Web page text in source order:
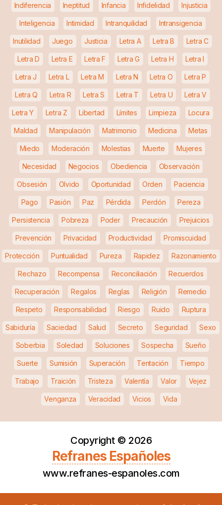
Indiferencia Ineptitud Infancia Infidelidad Injusticia
Inteligencia Intimidad Intranquilidad Intransigencia
Inutilidad Juego Justicia Letra A Letra B Letra C
Letra D Letra E Letra F Letra G Letra H Letra I
Letra J Letra L Letra M Letra N Letra O Letra P
Letra Q Letra R Letra S Letra T Letra U Letra V
Letra Y Letra Z Libertad Límites Limpieza Locura
Maldad Manipulación Matrimonio Medicina Metas
Miedo Moderación Molestias Muerte Mujeres
Necesidad Negocios Obediencia Observación
Obsesión Olvido Oportunidad Orden Paciencia
Pago Pasión Paz Pérdida Perdón Pereza
Persistencia Pobreza Poder Precaución Prejuicios
Prevención Privacidad Productividad Promiscuidad
Protección Puntualidad Pureza Rapidez Razonamiento
Rechazo Recompensa Reconciliación Recuerdos
Recuperación Regalos Reglas Religión Remedio
Respeto Responsabilidad Riesgo Ruido Ruptura
Sabiduría Saciedad Salud Secreto Seguridad Sexo
Soberbia Soledad Soluciones Sospecha Sueño
Suerte Sumisión Superación Tentación Tiempo
Trabajo Traición Tristeza Valentía Valor Vejez
Venganza Veracidad Vicios Vida
Copyright © 2026
Refranes Españoles
www.refranes-espanoles.com